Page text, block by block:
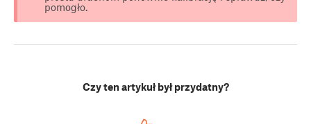
pomogło.
Czy ten artykuł był przydatny?